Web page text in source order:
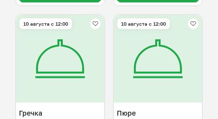
10 августа с 12:00
Гречка
10 августа с 12:00
Пюре